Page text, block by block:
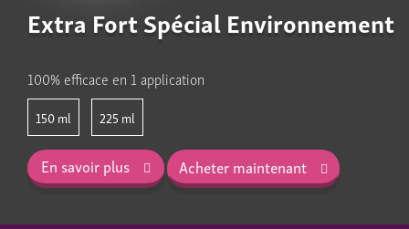
Extra Fort Spécial Environnement
100% efficace en 1 application
150 225
En savoir plus Acheter maintenant